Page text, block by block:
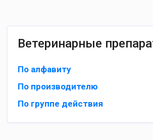
Ветеринарные
По алфавиту
По производителю
По группе действия